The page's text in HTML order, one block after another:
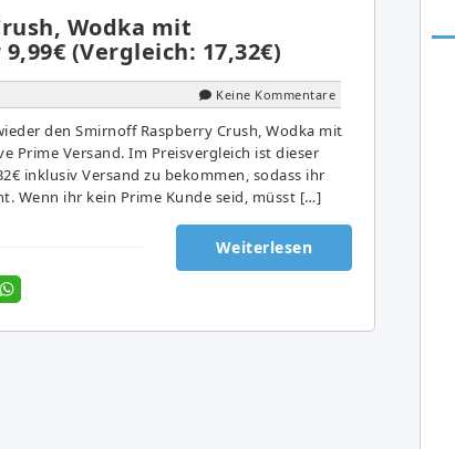
Wodka mit
(Vergleich: 17,32€)
Keine Kommentare
den Smirnoff Raspberry Crush, Wodka mit
Prime Versand. Im Preisvergleich ist dieser
inklusiv Versand zu bekommen, sodass ihr
Wenn ihr kein Prime Kunde seid, müsst […]
Weiterlesen